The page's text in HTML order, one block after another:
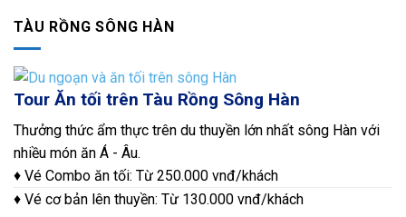
TÀU RỒNG SÔNG HÀN
Tour Ăn tối trên Tàu Rồng Sông Hàn
Thưởng thức ẩm thực trên du thuyền lớn nhất sông Hàn với
nhiều món ăn Á - Âu.
♦ Vé Combo ăn tối: Từ 250.000 vnđ/khách
♦ Vé cơ bản lên thuyền: Từ 130.000 vnđ/khách